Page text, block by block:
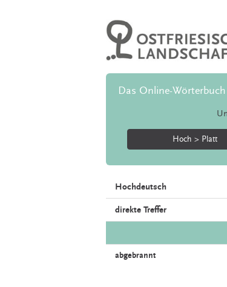
Das Online-
Hoch > Platt
Hochdeutsch
direkte Treffer
abgebrannt